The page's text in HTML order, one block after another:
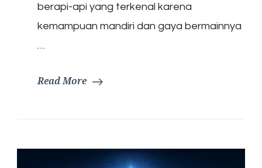
berapi-api yang terkenal karena
kemampuan mandiri dan gaya bermainnya
…
Read More